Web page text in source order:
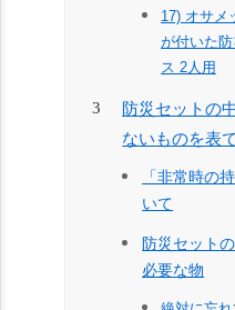
17) オサメ
が付いた
ス 2人用
防災セットの
ないものを表
「非常時の
いて
防災セット
必要な物